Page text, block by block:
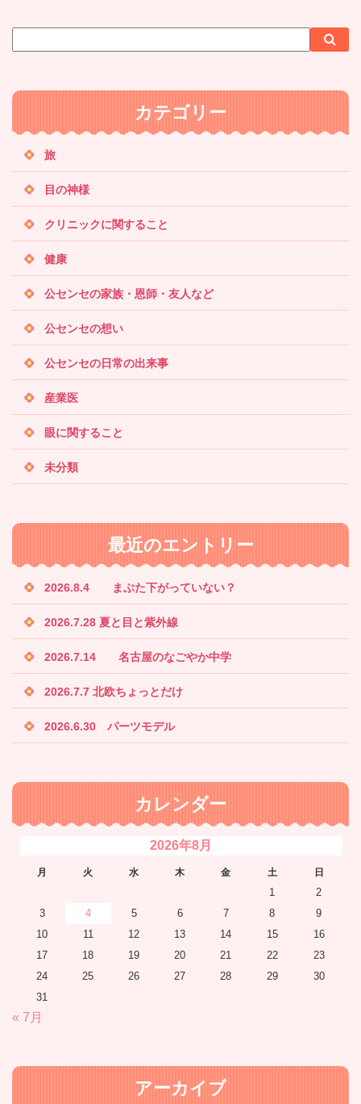
イ
内
索
索
カテゴリー
旅
目の神様
クリニックに関すること
健康
公センセの家族・恩師・友人など
公センセの想い
公センセの日常の出来事
産業医
眼に関すること
未分類
最近のエントリー
2026.8.4 まぶた下がっていない？
2026.7.28 夏と目と紫外線
2026.7.14 名古屋のなごやか中学
2026.7.7 北欧ちょっとだけ
2026.6.30 パーツモデル
カレンダー
2026年8月
月 火 水 木 金 土 日
1
2
3
4 5 6 7 8
9
10
11 12 13 14 15
16
17
18 19 20 21 22
23
24
25 26 27 28 29
30
31
« 7月
アーカイブ